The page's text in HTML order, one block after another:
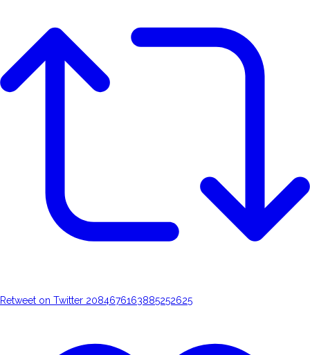
Retweet on Twitter 2084676163885252625